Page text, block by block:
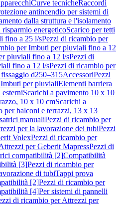
Curve tecnicheRaccordi
antincendio per sistemi di
dalla struttura e l'isolamento
energeticoScarico per tetti
fino a 25 l/sPezzi di ricambio per
per Imbuti per pluviali fino a 12
pluviali fino a 12 l/sPezzi di
fino a 12 l/sPezzi di ricambio per
d250–315AccessoriPezzi
per pluvialiElementi barriera
Scarichi a pavimento 10 x 10
10 x 10 cmScarichi a
per balconi e terrazzi, 13 x 13
manualiPezzi di ricambio per
per la lavorazione dei tubiPezzi
VolexPezzi di ricambio per
per Geberit MapressPezzi di
compatibilità [2]Compatibilità
[3]Pezzi di ricambio per
di tubiTappi prova
[2]Pezzi di ricambio per
[4]Per sistemi di pannelli
di ricambio per Attrezzi per